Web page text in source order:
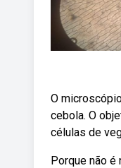
O
cebola. O
células de
Porque não é